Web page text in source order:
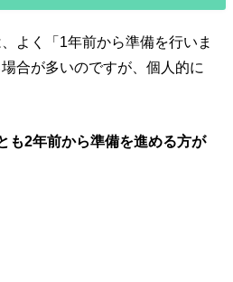
よく「1年前から準備を行いま
合が多いのですが、個人的に
も2年前から準備を進める方が